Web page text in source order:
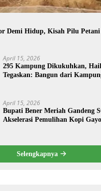
Demi Hidup, Kisah Pilu
April 15, 2026
295 Kampung Dikukuhkan,
Tegaskan: Bangun dari
April 15, 2026
Bupati Bener Meriah Gandeng
Akselerasi Pemulihan Kopi Gayo
Selengkapnya